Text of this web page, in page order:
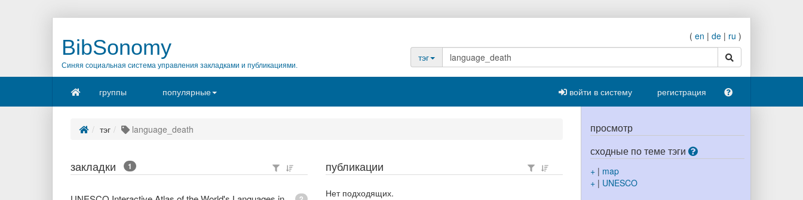
BibSonomy
Синяя социальная система управления закладками и публикациями.
( en | de | ru )
тэг
поиск
группы популярные войти в систему регистрация
тэг language_death
закладки 1 публикации
Нет подходящих.
просмотр
сходные по теме тэги
+| map
+| UNESCO